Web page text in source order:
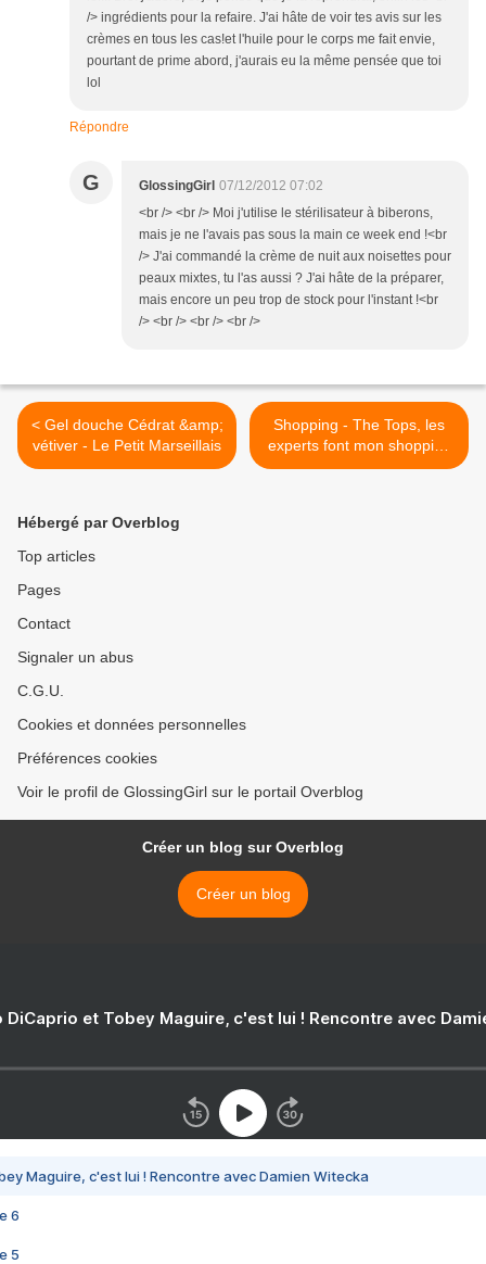
/> ingrédients pour la refaire. J'ai hâte de voir tes avis sur les
crèmes en tous les cas!et l'huile pour le corps me fait envie,
pourtant de prime abord, j'aurais eu la même pensée que toi
lol
Répondre
G GlossingGirl 07/12/2012 07:02
<br /> <br /> Moi j'utilise le stérilisateur à biberons,
mais je ne l'avais pas sous la main ce week end !<br
/> J'ai commandé la crème de nuit aux noisettes pour
peaux mixtes, tu l'as aussi ? J'ai hâte de la préparer,
mais encore un peu trop de stock pour l'instant !<br
/> <br /> <br /> <br />
< Gel douche Cédrat &amp;
vétiver - Le Petit Marseillais
Shopping - The Tops, les
experts font mon shopping
>
Hébergé par Overblog
Top articles
Pages
Contact
Signaler un abus
C.G.U.
Cookies et données personnelles
Préférences cookies
Voir le profil de GlossingGirl sur le portail Overblog
Créer un blog sur Overblog
Créer un blog
DiCaprio et Tobey Maguire, c'est lui ! Rencontre avec
Maguire, c'est lui ! Rencontre avec Damien Witecka
6
5